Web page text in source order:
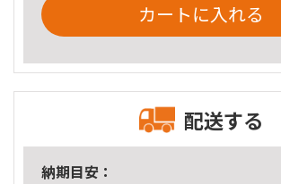
カートに入れる
配送する
納期目安：